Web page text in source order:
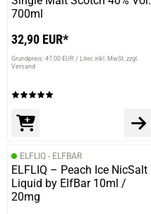
700ml
32,90 EUR*
Grundpreis: 47,00 EUR / Liter inkl. MwSt. zzgl.
Versand
ELFLIQ - ELFBAR
ELFLIQ – Peach Ice NicSalt
Liquid by ElfBar 10ml /
20mg